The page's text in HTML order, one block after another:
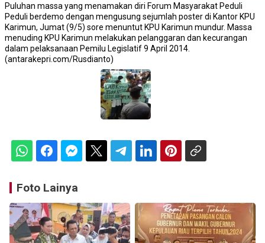
Puluhan massa yang menamakan diri Forum Masyarakat Peduli
Peduli berdemo dengan mengusung sejumlah poster di Kantor KPU
Karimun, Jumat (9/5) sore menuntut KPU Karimun mundur. Massa
menuding KPU Karimun melakukan pelanggaran dan kecurangan
dalam pelaksanaan Pemilu Legislatif 9 April 2014.
(antarakepri.com/Rusdianto)
Foto Lainya